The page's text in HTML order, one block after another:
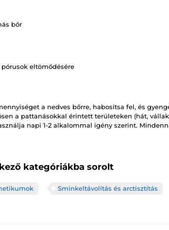
bőr
eltömődésére
a nedves bőrre, habosítsa fel, és
a pattanásokkal érintett területeken (hát,
napi 1-2 alkalommal igény szerint.
kategóriákba sorolt
Sminkeltávolítás és arctisztítás